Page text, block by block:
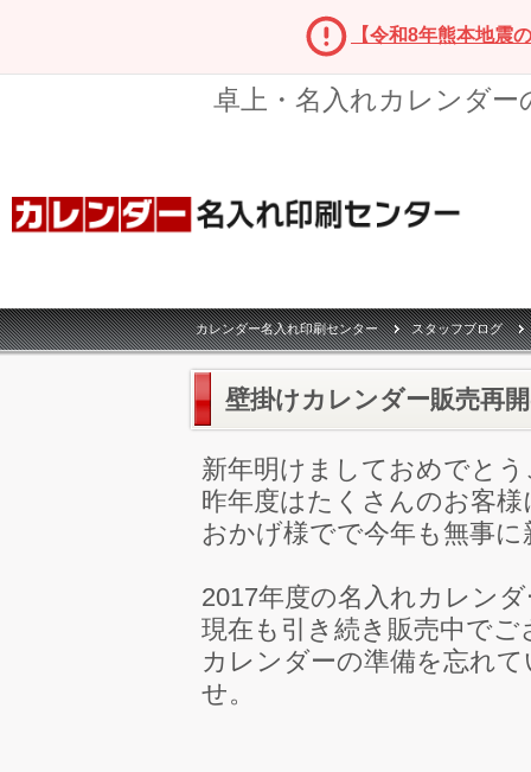
【令和8年熊本地震
卓上・名入れカレンダ
カレンダー名入れ印刷センター スタッフブログ
壁掛けカレンダー販売再
新年明けましておめでと
昨年度はたくさんのお客
おかげ様でで今年も無事
2017年度の名入れカレン
現在も引き続き販売中で
カレンダーの準備を忘れ
せ。